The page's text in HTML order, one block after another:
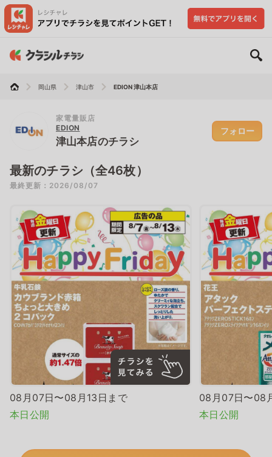
岡山県 津山市 EDION 津山本店
家電量販店
EDION
津山本店のチラシ
フォロー
最新のチラシ（全46枚）
最終更新：2026/08/07
08月07日〜08月13日まで
本日公開
08月07日〜08
本日公開